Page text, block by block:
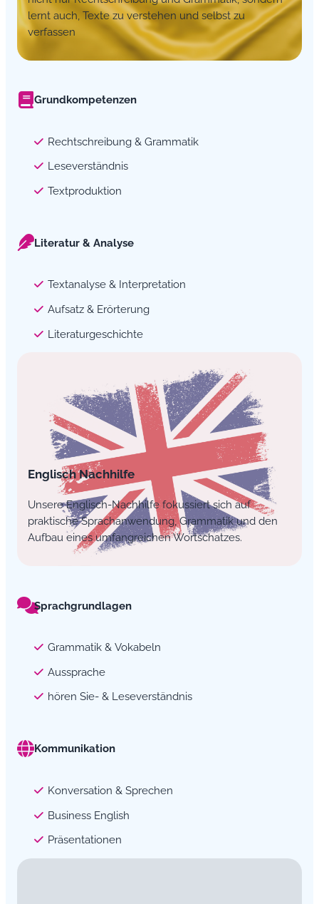
lernt auch, Texte zu verstehen und selbst zu
verfassen
Grundkompetenzen
Rechtschreibung & Grammatik
Leseverständnis
Textproduktion
Literatur & Analyse
Textanalyse & Interpretation
Aufsatz & Erörterung
Literaturgeschichte
Englisch Nachhilfe
Unsere Englisch-Nachhilfe fokussiert sich auf
praktische Sprachanwendung, Grammatik und den
Aufbau eines umfangreichen Wortschatzes.
Sprachgrundlagen
Grammatik & Vokabeln
Aussprache
hören Sie- & Leseverständnis
Kommunikation
Konversation & Sprechen
Business English
Präsentationen